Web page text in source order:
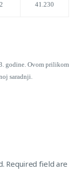
41.230
godine. Ovom prilikom
saradnji.
Required field are